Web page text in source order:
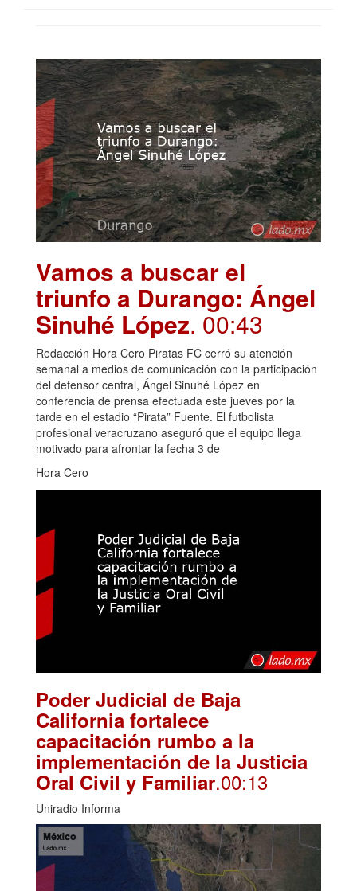
Vamos a buscar el
triunfo a Durango: Ángel
Sinuhé López. 00:43
Redacción Hora Cero Piratas FC cerró su atención
semanal a medios de comunicación con la participación
del defensor central, Ángel Sinuhé López en
conferencia de prensa efectuada este jueves por la
tarde en el estadio “Pirata” Fuente. El futbolista
profesional veracruzano aseguró que el equipo llega
motivado para afrontar la fecha 3 de
Hora Cero
Poder Judicial de Baja
California fortalece
capacitación rumbo a la
implementación de la Justicia
Oral Civil y Familiar.00:13
Uniradio Informa